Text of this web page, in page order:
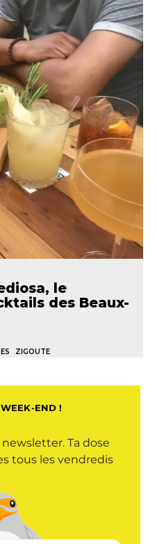
le
des Beaux-
ZIGOUTE
END !
Ta dose
tous les vendredis